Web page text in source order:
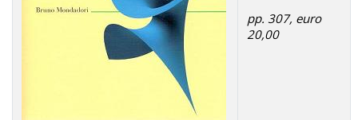
pp. 307, euro
20,00